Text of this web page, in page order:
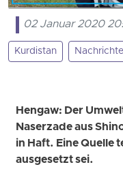
02 Januar 2020
Kurdistan
Hengaw: Der
Naserzade aus
in Haft. Eine Quelle
ausgesetzt sei.